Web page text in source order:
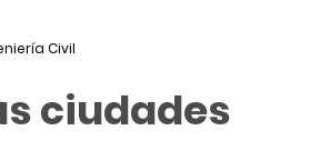
Civil
ciudades